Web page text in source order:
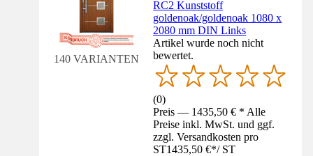
140 VARIANTEN
RC2 Kunststoff
goldenoak/goldenoak 1080 x
2080 mm DIN Links
Artikel wurde noch nicht
bewertet.
(0)
Preis — 1435,50 € * Alle
Preise inkl. MwSt. und ggf.
zzgl. Versandkosten pro
ST1435,50 €*/ ST